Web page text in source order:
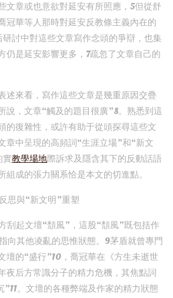
文章或也意欲對延安有所照應，5但從舒
冠華等人那時對延安反教條主義內在的
討中對這些文章寫作念頭的爭辯，也集
仍是延安影響更多，7疏忽了文章自己的
述來看，寫作這些文章是幾重原因交疊
說，文章“觸及的題目很廣”8。熟悉到這
的復雜性，或許有助于從頭探尋這些文
章中呈現的高頻詞“生涯立場”和“新文
實教學場地際訴求及隱含其下的反動話語
組成的張力關系恰是本文的切進點。
思與“新文明”重塑
刮起文壇“頹風”，這股“頹風”既包括作
向其他凌亂的思惟狀態。9茅盾就曾專門
壇的“盛行”10，喬冠華在《方生未逝世
夜后方常識分子的精力危機，其焦點詞
。文壇的各種弊端及作家的精力狀態